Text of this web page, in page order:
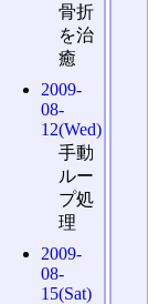
骨折
を治
癒
2009-
08-
12(Wed)
手動
ルー
プ処
理
2009-
08-
15(Sat)